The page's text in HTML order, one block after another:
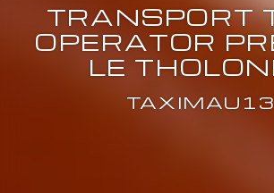
TRANSPORT
OPERATOR
LE
TAXIMAU13